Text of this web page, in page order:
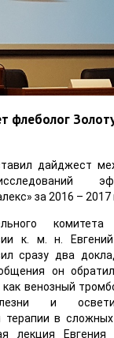
флеболог
дайджест
за 2016 – 2017
комитета
к. м. н.
сразу два
он
венозный
и
терапии в
лекция Евгения